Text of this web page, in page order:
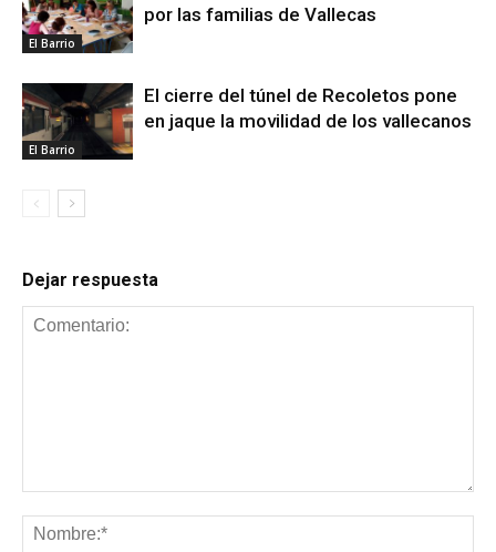
El Barrio
por las familias de Vallecas
El Barrio
El cierre del túnel de Recoletos pone
en jaque la movilidad de los vallecanos
Dejar respuesta